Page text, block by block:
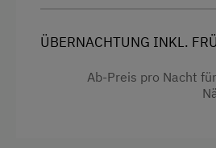
Transfer Bahnhof
Willkommensgetränk
ÜBERNACHTUNG INKL.
Ab-Preis pro Nacht